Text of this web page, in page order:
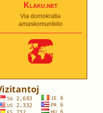
Klaku.net
Via domokratia
amaskomunikilo